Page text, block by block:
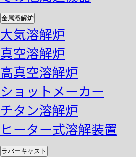
金属溶解炉
大気溶解炉
真空溶解炉
高真空溶解炉
ショットメーカー
チタン溶解炉
ヒーター式溶解装置
ラバーキャスト
step
2
専用器具・イ
材の有無
ステンリングや
お客様がお持ち
器・鋳造専用器
で必要となるイ